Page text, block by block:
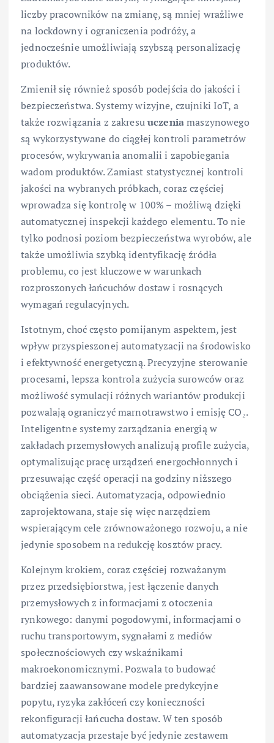
liczby pracowników na zmianę, są mniej wrażliwe
na lockdowny i ograniczenia podróży, a
jednocześnie umożliwiają szybszą personalizację
produktów.
Zmienił się również sposób podejścia do jakości i
bezpieczeństwa. Systemy wizyjne, czujniki IoT, a
także rozwiązania z zakresuuczeniamaszynowego
są wykorzystywane do ciągłej kontroli parametrów
procesów, wykrywania anomalii i zapobiegania
wadom produktów. Zamiast statystycznej kontroli
jakości na wybranych próbkach, coraz częściej
wprowadza się kontrolę w 100% – możliwą dzięki
automatycznej inspekcji każdego elementu. To nie
tylko podnosi poziom bezpieczeństwa wyrobów, ale
także umożliwia szybką identyfikację źródła
problemu, co jest kluczowe w warunkach
rozproszonych łańcuchów dostaw i rosnących
wymagań regulacyjnych.
Istotnym, choć często pomijanym aspektem, jest
wpływ przyspieszonej automatyzacji na środowisko
i efektywność energetyczną. Precyzyjne sterowanie
procesami, lepsza kontrola zużycia surowców oraz
możliwość symulacji różnych wariantów produkcji
pozwalają ograniczyć marnotrawstwo i emisję CO₂.
Inteligentne systemy zarządzania energią w
zakładach przemysłowych analizują profile zużycia,
optymalizując pracę urządzeń energochłonnych i
przesuwając część operacji na godziny niższego
obciążenia sieci. Automatyzacja, odpowiednio
zaprojektowana, staje się więc narzędziem
wspierającym cele zrównoważonego rozwoju, a nie
jedynie sposobem na redukcję kosztów pracy.
Kolejnym krokiem, coraz częściej rozważanym
przez przedsiębiorstwa, jest łączenie danych
przemysłowych z informacjami z otoczenia
rynkowego: danymi pogodowymi, informacjami o
ruchu transportowym, sygnałami z mediów
społecznościowych czy wskaźnikami
makroekonomicznymi. Pozwala to budować
bardziej zaawansowane modele predykcyjne
popytu, ryzyka zakłóceń czy konieczności
rekonfiguracji łańcucha dostaw. W ten sposób
automatyzacja przestaje być jedynie zestawem